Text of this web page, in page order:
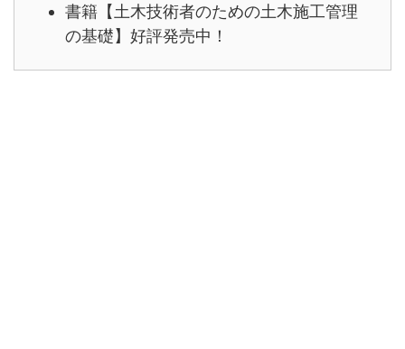
書籍【土木技術者のための土木施工管理
の基礎】好評発売中！